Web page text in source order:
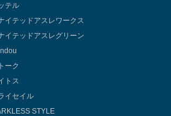
テル
イテッドアスレワークス
イテッドアスレグリーン
ーク
トス
イセイル
STYLE